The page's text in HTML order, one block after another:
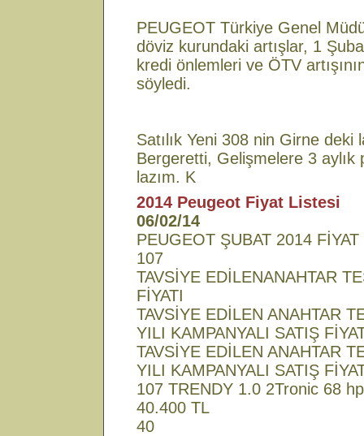
PEUGEOT Türkiye Genel
döviz kurundaki artışlar, 1
kredi önlemleri ve ÖTV
söyledi.
Satılık Yeni 308 nin Girne deki
Bergeretti, Gelişmelere 3 aylık
lazım. K
2014 Peugeot Fiyat Listesi
06/02/14
PEUGEOT ŞUBAT 2014
107
TAVSİYE EDİLENANAHTAR
FİYATI
TAVSİYE EDİLEN ANAHTAR
YILI KAMPANYALI SATIŞ
TAVSİYE EDİLEN ANAHTAR
YILI KAMPANYALI SATIŞ
107 TRENDY 1.0 2Tronic 68 hp
40.400 TL
40